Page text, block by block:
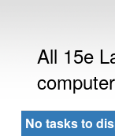
All 15e
No tasks to